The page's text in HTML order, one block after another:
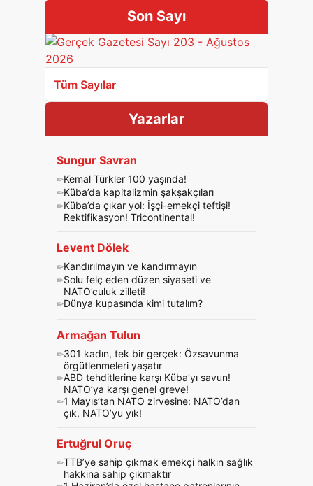
Son Sayı
Tüm Sayılar
Yazarlar
Sungur Savran
Kemal Türkler 100 yaşında!
Küba’da kapitalizmin şakşakçıları
Küba’da çıkar yol: İşçi-emekçi teftişi!
Rektifikasyon! Tricontinental!
Levent Dölek
Kandırılmayın ve kandırmayın
Solu felç eden düzen siyaseti ve
NATO’culuk zilleti!
Dünya kupasında kimi tutalım?
Armağan Tulun
301 kadın, tek bir gerçek: Özsavunma
örgütlenmeleri yaşatır
ABD tehditlerine karşı Küba’yı savun!
NATO’ya karşı genel greve!
1 Mayıs’tan NATO zirvesine: NATO’dan
çık, NATO’yu yık!
Ertuğrul Oruç
TTB’ye sahip çıkmak emekçi halkın sağlık
hakkına sahip çıkmaktır